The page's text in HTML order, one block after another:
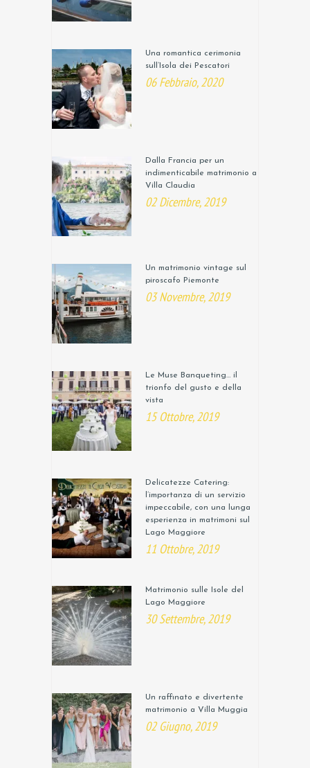
Una romantica cerimonia
sull’Isola dei Pescatori
06 Febbraio, 2020
Dalla Francia per un
indimenticabile matrimonio a
Villa Claudia
02 Dicembre, 2019
Un matrimonio vintage sul
piroscafo Piemonte
03 Novembre, 2019
Le Muse Banqueting… il
trionfo del gusto e della
vista
15 Ottobre, 2019
Delicatezze Catering:
l’importanza di un servizio
impeccabile, con una lunga
esperienza in matrimoni sul
Lago Maggiore
11 Ottobre, 2019
Matrimonio sulle Isole del
Lago Maggiore
30 Settembre, 2019
Un raffinato e divertente
matrimonio a Villa Muggia
02 Giugno, 2019